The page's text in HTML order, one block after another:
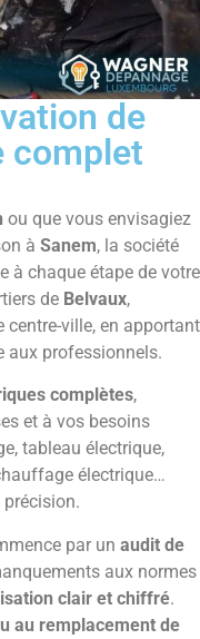
de
complet
ou que vous envisagiez
à Sanem, la société
à chaque étape de votre
de Belvaux,
centre-ville, en apportant
aux professionnels.
complètes,
et à vos besoins
tableau électrique,
électrique…
par un audit de
aux normes
clair et chiffré.
au remplacement de